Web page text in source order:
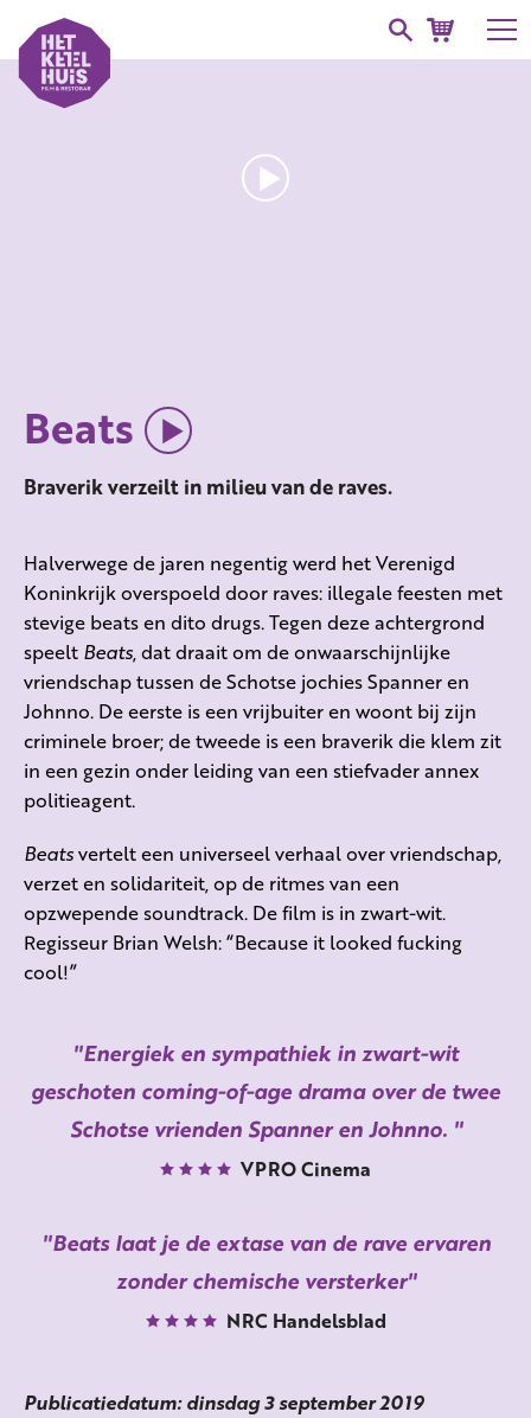
Beats
Braverik verzeilt in milieu van de raves.
Halverwege de jaren negentig werd het Verenigd
Koninkrijk overspoeld door raves: illegale feesten met
stevige beats en dito drugs. Tegen deze achtergrond
speelt Beats, dat draait om de onwaarschijnlijke
vriendschap tussen de Schotse jochies Spanner en
Johnno. De eerste is een vrijbuiter en woont bij zijn
criminele broer; de tweede is een braverik die klem zit
in een gezin onder leiding van een stiefvader annex
politieagent.
Beatsvertelt een universeel verhaal over vriendschap,
verzet en solidariteit, op de ritmes van een
opzwepende soundtrack. De film is in zwart-wit.
Regisseur Brian Welsh: “Because it looked fucking
cool!”
Energiek en sympathiek in zwart-wit
geschoten coming-of-age drama over de twee
Schotse vrienden Spanner en Johnno.
VPRO Cinema
Beats laat je de extase van de rave ervaren
zonder chemische versterker
NRC Handelsblad
Publicatiedatum: dinsdag 3 september 2019